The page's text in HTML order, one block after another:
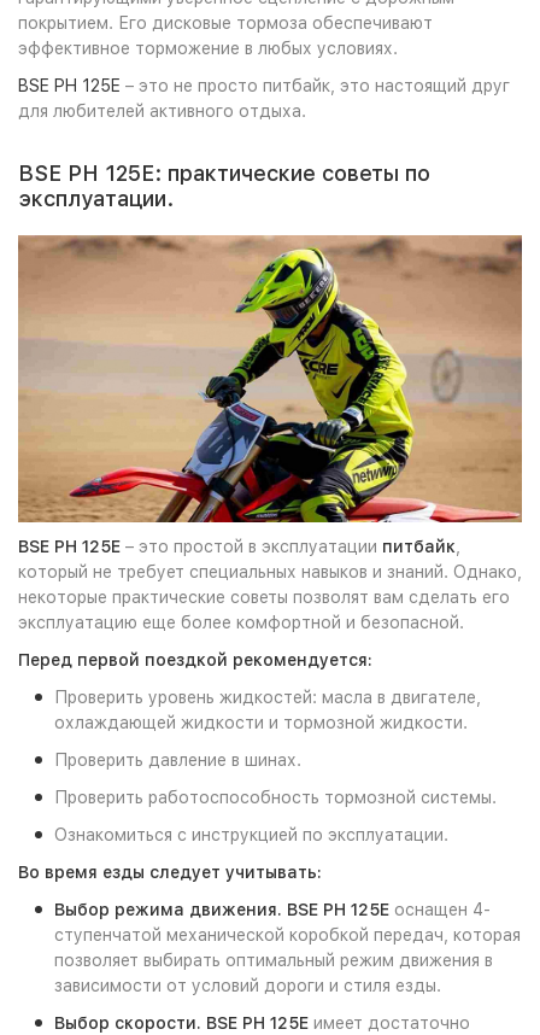
покрытием. Его дисковые тормоза обеспечивают
эффективное торможение в любых условиях.
BSE PH 125E – это не просто питбайк, это настоящий друг
для любителей активного отдыха.
BSE PH 125E: практические советы по
эксплуатации.
BSE PH 125E – это простой в эксплуатации питбайк,
который не требует специальных навыков и знаний. Однако,
некоторые практические советы позволят вам сделать его
эксплуатацию еще более комфортной и безопасной.
Перед первой поездкой рекомендуется:
Проверить уровень жидкостей: масла в двигателе,
охлаждающей жидкости и тормозной жидкости.
Проверить давление в шинах.
Проверить работоспособность тормозной системы.
Ознакомиться с инструкцией по эксплуатации.
Во время езды следует учитывать:
Выбор режима движения. BSE PH 125E оснащен 4-
ступенчатой механической коробкой передач, которая
позволяет выбирать оптимальный режим движения в
зависимости от условий дороги и стиля езды.
Выбор скорости. BSE PH 125E имеет достаточно